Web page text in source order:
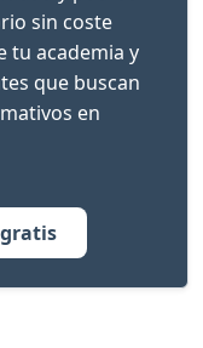
sin coste
tu academia y
que buscan
en